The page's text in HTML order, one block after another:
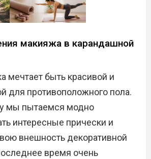
макияжа в карандашной
мечтает быть красивой и
для противоположного пола.
мы пытаемся модно
интересные прически и
внешность декоративной
время очень